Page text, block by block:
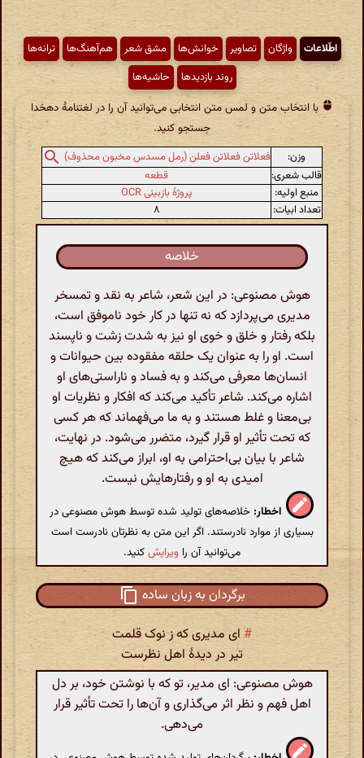
اطّلاعات واژگان تصاویر خوانش‌ها مشق شعر هم‌آهنگ‌ها
ترانه‌ها
روند بازدیدها
حاشیه‌ها
با انتخاب متن و لمس متن انتخابی می‌توانید آن را در لغتنامهٔ دهخدا
جستجو کنید.
وزن:
فعلاتن فعلاتن فعلن (رمل مسدس مخبون محذوف)
قالب شعری:
قطعه
منبع اولیه:
پروژهٔ بازبینی OCR
تعداد ابیات:
۸
خلاصه
هوش مصنوعی: در این شعر، شاعر به نقد و تمسخر
مدیری می‌پردازد که نه تنها در کار خود ناموفق است،
بلکه رفتار و خلق و خوی او نیز به شدت زشت و ناپسند
است. او را به عنوان یک حلقه مفقوده بین حیوانات و
انسان‌ها معرفی می‌کند و به فساد و ناراستی‌های او
اشاره می‌کند. شاعر تأکید می‌کند که افکار و نظریات او
بی‌معنا و غلط هستند و به ما می‌فهماند که هر کسی
که تحت تأثیر او قرار گیرد، متضرر می‌شود. در نهایت،
شاعر با بیان بی‌احترامی به او، ابراز می‌کند که هیچ
امیدی به او و رفتارهایش نیست.
اخطار: خلاصه‌های تولید شده توسط هوش مصنوعی در
بسیاری از موارد نادرستند. اگر این متن به نظرتان نادرست است
می‌توانید آن را ویرایشکنید.
برگردان به زبان ساده
# ای مدیری که ز نوک قلمت
تیر در دیدهٔ اهل نظرست
هوش مصنوعی: ای مدیر، تو که با نوشتن خود، بر دل
اهل فهم و نظر اثر می‌گذاری و آن‌ها را تحت تأثیر قرار
می‌دهی.